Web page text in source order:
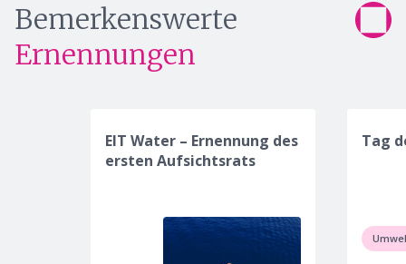
Bemerkenswerte
Ernennungen
EIT Water – Ernennung des
ersten Aufsichtsrats
Tag